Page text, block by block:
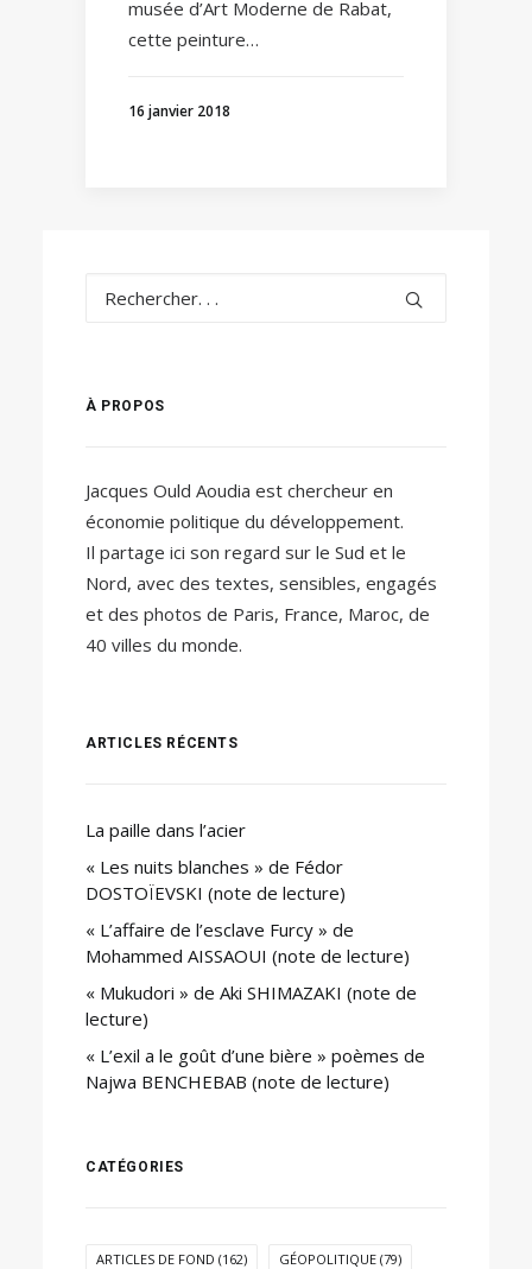
musée d’Art Moderne de Rabat,
cette peinture…
16 janvier 2018
À PROPOS
Jacques Ould Aoudia est chercheur en
économie politique du développement.
Il partage ici son regard sur le Sud et le
Nord, avec des textes, sensibles, engagés
et des photos de Paris, France, Maroc, de
40 villes du monde.
ARTICLES RÉCENTS
La paille dans l’acier
« Les nuits blanches » de Fédor
DOSTOÏEVSKI (note de lecture)
« L’affaire de l’esclave Furcy » de
Mohammed AISSAOUI (note de lecture)
« Mukudori » de Aki SHIMAZAKI (note de
lecture)
« L’exil a le goût d’une bière » poèmes de
Najwa BENCHEBAB (note de lecture)
CATÉGORIES
ARTICLES DE FOND (162) GÉOPOLITIQUE (79)